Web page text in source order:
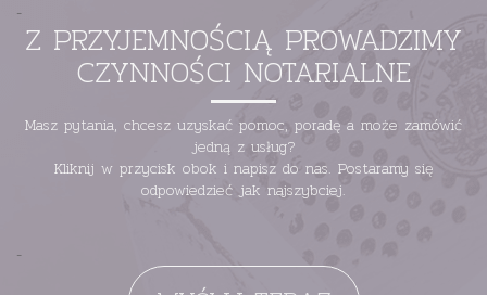
-
Z PRZYJEMNOŚCIĄ PROWADZIMY
CZYNNOŚCI NOTARIALNE
Masz pytania, chcesz uzyskać pomoc, poradę a może zamówić
jedną z usług?
Kliknij w przycisk obok i napisz do nas. Postaramy się
odpowiedzieć jak najszybciej.
-